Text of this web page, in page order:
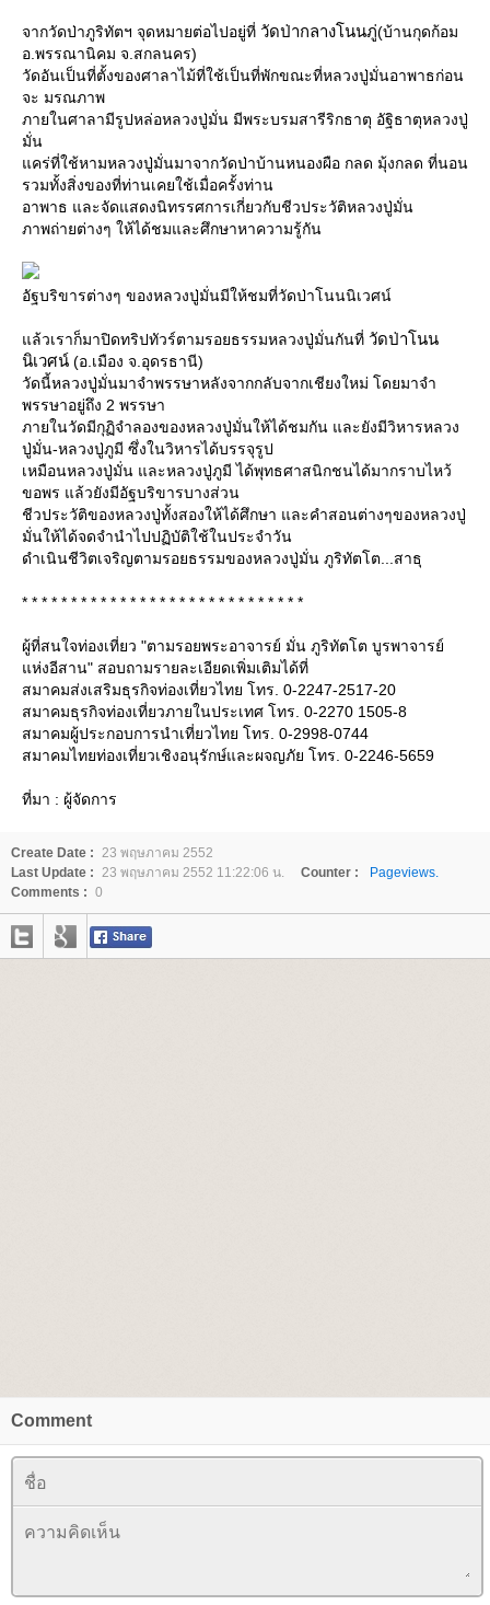
จากวัดป่าภูริทัตฯ จุดหมายต่อไปอยู่ที่ วัดป่ากลางโนนภู่(บ้านกุดก้อม
อ.พรรณานิคม จ.สกลนคร)
วัดอันเป็นที่ตั้งของศาลาไม้ที่ใช้เป็นที่พักขณะที่หลวงปู่มั่นอาพาธก่อน
จะ มรณภาพ
ภายในศาลามีรูปหล่อหลวงปู่มั่น มีพระบรมสารีริกธาตุ อัฐิธาตุหลวงปู่
มั่น
คร่ที่ใช้หามหลวงปู่มั่นมาจากวัดป่าบ้านหนองผือ กลด มุ้งกลด ที่นอน
รวมทั้งสิ่งของที่ท่านเคยใช้เมื่อครั้งท่าน
อาพาธ และจัดแสดงนิทรรศการเกี่ยวกับชีวประวัติหลวงปู่มั่น
ภาพถ่ายต่างๆ ให้ได้ชมและศึกษาหาความรู้กัน
อัฐบริขารต่างๆ ของหลวงปู่มั่นมีให้ชมที่วัดป่าโนนนิเวศน์
ล้วเราก็มาปิดทริปทัวร์ตามรอยธรรมหลวงปู่มั่นกันที่ วัดป่าโนน
นิเวศน์ (อ.เมือง จ.อุดรธานี)
วัดนี้หลวงปู่มั่นมาจำพรรษาหลังจากกลับจากเชียงใหม่ โดยมาจำ
พรรษาอยู่ถึง 2 พรรษา
ภายในวัดมีกุฏิจำลองของหลวงปู่มั่นให้ได้ชมกัน และยังมีวิหารหลวง
ปู่มั่น-หลวงปู่ภูมี ซึ่งในวิหารได้บรรจุรูป
เหมือนหลวงปู่มั่น และหลวงปู่ภูมี ได้พุทธศาสนิกชนได้มากราบไหว้
ขอพร แล้วยังมีอัฐบริขารบางส่วน
ชีวประวัติของหลวงปู่ทั้งสองให้ได้ศึกษา และคำสอนต่างๆของหลวงปู่
มั่นให้ได้จดจำนำไปปฏิบัติใช้ในประจำวัน
ดำเนินชีวิตเจริญตามรอยธรรมของหลวงปู่มั่น ภูริทัตโต...สาธุ
* * * * * * * * * * * * * * * * * * * * * * * * * * * * *
ผู้ที่สนใจท่องเที่ยว "ตามรอยพระอาจารย์ มั่น ภูริทัตโต บูรพาจารย์
ห่งอีสาน" สอบถามรายละเอียดเพิ่มเติมได้ที่
สมาคมส่งเสริมธุรกิจท่องเที่ยวไทย โทร. 0-2247-2517-20
สมาคมธุรกิจท่องเที่ยวภายในประเทศ โทร. 0-2270 1505-8
สมาคมผู้ประกอบการนำเที่ยวไทย โทร. 0-2998-0744
สมาคมไทยท่องเที่ยวเชิงอนุรักษ์และผจญภัย โทร. 0-2246-5659
ที่มา : ผู้จัดการ
Create Date : 23 พฤษภาคม 2552
Last Update : 23 พฤษภาคม 2552 11:22:06 น. Counter :
Pageviews.
Comments : 0
Comment